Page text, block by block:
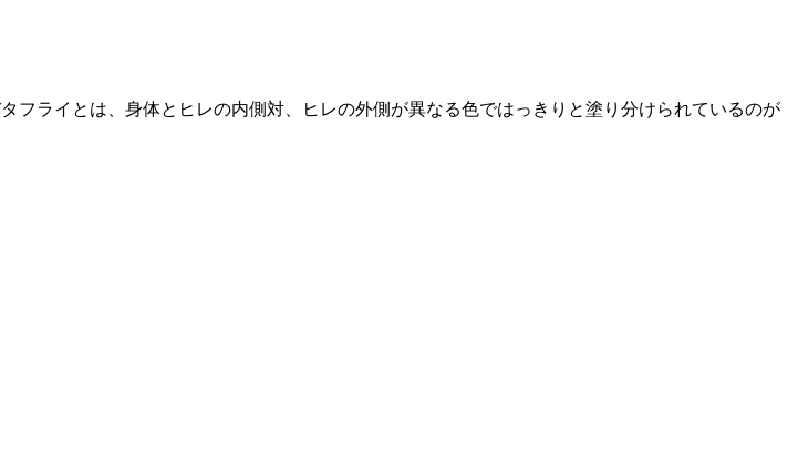
フライとは、身体とヒレの内側対、ヒレの外側が異なる色ではっきりと塗り分けられているのが